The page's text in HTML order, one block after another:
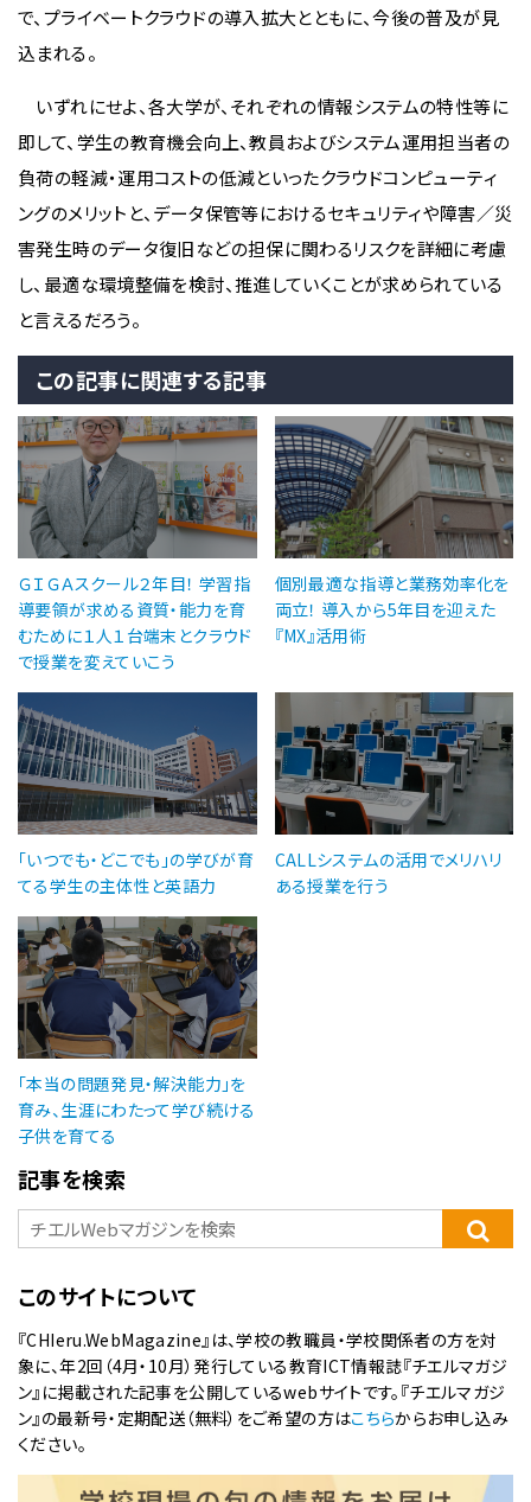
で、プライベートクラウドの導入拡大とともに、今後の普及が見
込まれる。
いずれにせよ、各大学が、それぞれの情報システムの特性等に
即して、学生の教育機会向上、教員およびシステム運用担当者の
負荷の軽減・運用コストの低減といったクラウドコンピューティ
ングのメリットと、データ保管等におけるセキュリティや障害／災
害発生時のデータ復旧などの担保に関わるリスクを詳細に考慮
し、最適な環境整備を検討、推進していくことが求められている
と言えるだろう。
この記事に関連する記事
ＧＩＧＡスクール２年目！ 学習指
導要領が求める資質・能力を育
むために１人１台端末とクラウド
で授業を変えていこう
個別最適な指導と業務効率化を
両立！ 導入から5年目を迎えた
『MX』活用術
「いつでも・どこでも」の学びが育
てる学生の主体性と英語力
CALLシステムの活用でメリハリ
ある授業を行う
「本当の問題発見・解決能力」を
育み、生涯にわたって学び続ける
子供を育てる
記事を検索
このサイトについて
『CHIeru.WebMagazine』は、学校の教職員・学校関係者の方を対
象に、年2回（4月・10月）発行している教育ICT情報誌『チエルマガジ
ン』に掲載された記事を公開しているwebサイトです。『チエルマガジ
ン』の最新号・定期配送（無料）をご希望の方はこちらからお申し込み
ください。